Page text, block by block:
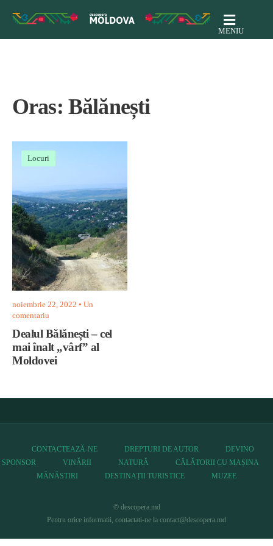
MENIU
Oras: Bălănești
Locuri
noiembrie 22, 2022 • Un
comentariu
Dealul Bălănești – cel
mai înalt „vârf” al
Moldovei
CONTACTEAZĂ-NE DREPTURI DE AUTOR
DEVINO
SPONSOR
VINĂRII NATURĂ
CĂLĂTORII CU MAȘINA
MĂNĂSTIRI
DESTINAȚII TURISTICE MUZEE
© descopera.md
Pentru orice informatii, contactati-ne la contact@descopera.md